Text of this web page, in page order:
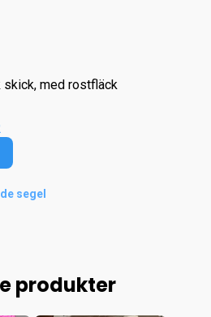
med rostfläck
segel
produkter